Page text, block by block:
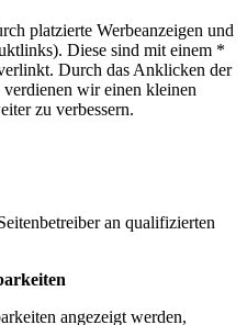
platzierte Werbeanzeigen und
Diese sind mit einem *
Durch das Anklicken der
wir einen kleinen
zu verbessern.
an qualifizierten
angezeigt werden,